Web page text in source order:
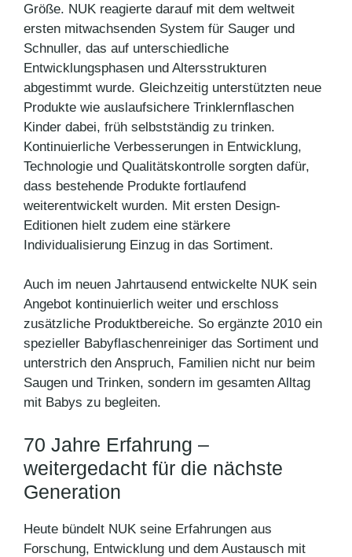
Größe. NUK reagierte darauf mit dem weltweit
ersten mitwachsenden System für Sauger und
Schnuller, das auf unterschiedliche
Entwicklungsphasen und Altersstrukturen
abgestimmt wurde. Gleichzeitig unterstützten neue
Produkte wie auslaufsichere Trinklernflaschen
Kinder dabei, früh selbstständig zu trinken.
Kontinuierliche Verbesserungen in Entwicklung,
Technologie und Qualitätskontrolle sorgten dafür,
dass bestehende Produkte fortlaufend
weiterentwickelt wurden. Mit ersten Design-
Editionen hielt zudem eine stärkere
Individualisierung Einzug in das Sortiment.
Auch im neuen Jahrtausend entwickelte NUK sein
Angebot kontinuierlich weiter und erschloss
zusätzliche Produktbereiche. So ergänzte 2010 ein
spezieller Babyflaschenreiniger das Sortiment und
unterstrich den Anspruch, Familien nicht nur beim
Saugen und Trinken, sondern im gesamten Alltag
mit Babys zu begleiten.
70 Jahre Erfahrung –
weitergedacht für die nächste
Generation
Heute bündelt NUK seine Erfahrungen aus
Forschung, Entwicklung und dem Austausch mit